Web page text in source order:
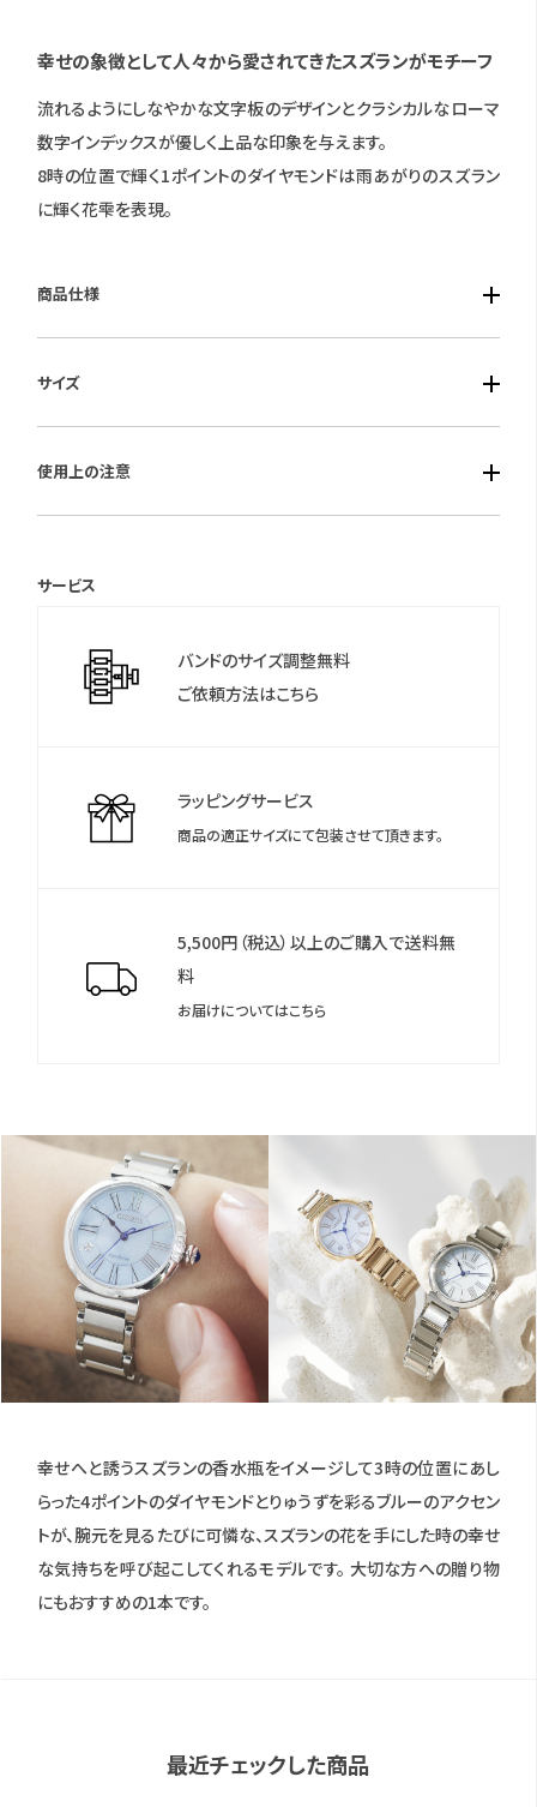
幸せの象徴として人々から愛されてきたスズランがモチーフ
流れるようにしなやかな文字板のデザインとクラシカルなローマ
数字インデックスが優しく上品な印象を与えます。
8時の位置で輝く1ポイントのダイヤモンドは雨あがりのスズラン
に輝く花雫を表現。
商品仕様
■風防素材：球面サファイアガラス
■ベルト素材：ステンレス
サイズ
使用上の注意
＊シチズンのウェブサイトより「MY CITIZEN」にお買い上げの腕時
利用いただけます。
サービス
バンドのサイズ調整無料
ご依頼方法はこちら
ラッピングサービス
商品の適正サイズにて包装させて頂きます。
5,500円（税込）以上のご購入で送料無
料
お届けについてはこちら
幸せへと誘うスズランの香水瓶をイメージして3時の位置にあし
らった4ポイントのダイヤモンドとりゅうずを彩るブルーのアクセン
トが、腕元を見るたびに可憐な、スズランの花を手にした時の幸せ
な気持ちを呼び起こしてくれるモデルです。 大切な方への贈り物
にもおすすめの1本です。
最近チェックした商品